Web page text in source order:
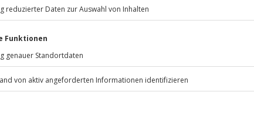
Absprache mit dem
Jochen SchweizerGmbH
Mühldorfstraße 8
außer an bundesweiten